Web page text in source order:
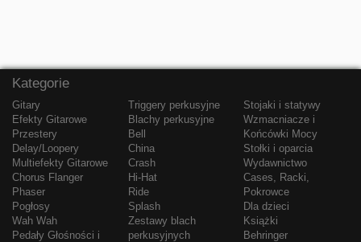
Kategorie
Gitary
Efekty Gitarowe
Przestery
Delay/Loopery
Multiefekty Gitarowe
Chorus Flanger
Phaser
Pogłosy
Wah Wah
Pedały Głośności i
Triggery perkusyjne
Blachy perkusyjne
Bell
China
Crash
Hi-Hat
Ride
Splash
Zestawy blach
perkusyjnych
Stojaki i statywy
Wzmacniacze i
Końcówki Mocy
Stołki i oparcia
Wydawnictwo
Cases, Racki,
Pokrowce
Dla dzieci
Książki
Behringer